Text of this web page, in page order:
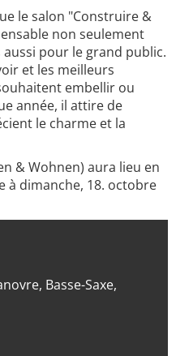
le salon "Construire &
non seulement
pour le grand public.
et les meilleurs
embellir ou
année, il attire de
le charme et la
& Wohnen) aura lieu en
à dimanche, 18. octobre
Basse-Saxe,